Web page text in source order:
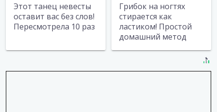
Этот танец невесты
оставит вас без слов!
Пересмотрела 10 раз
Грибок на ногтях
стирается как
ластиком! Простой
домашний метод